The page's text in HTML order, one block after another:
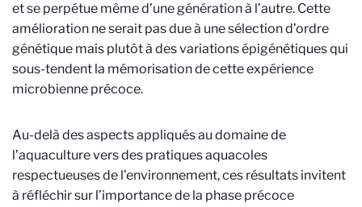
et se perpétue même d’une génération à l’autre. Cette
amélioration ne serait pas due à une sélection d’ordre
génétique mais plutôt à des variations épigénétiques qui
sous-tendent la mémorisation de cette expérience
microbienne précoce.
Au-delà des aspects appliqués au domaine de
l’aquaculture vers des pratiques aquacoles
respectueuses de l’environnement, ces résultats invitent
à réfléchir sur l’importance de la phase précoce